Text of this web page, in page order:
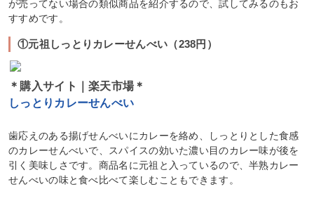
が売ってない場合の類似商品を紹介するので、試してみるのもお
すすめです。
①元祖しっとりカレーせんべい（238円）
＊購入サイト｜楽天市場＊
しっとりカレーせんべい
歯応えのある揚げせんべいにカレーを絡め、しっとりとした食感
のカレーせんべいで、スパイスの効いた濃い目のカレー味が後を
引く美味しさです。商品名に元祖と入っているので、半熟カレー
せんべいの味と食べ比べて楽しむこともできます。